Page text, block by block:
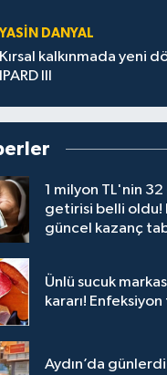
YASIN DANYAL
Kırsal kalkınmada yeni
IPARD III
1 milyon TL'nin
getirisi belli oldu!
güncel kazanç
Ünlü sucuk
kararı!
Aydın’da